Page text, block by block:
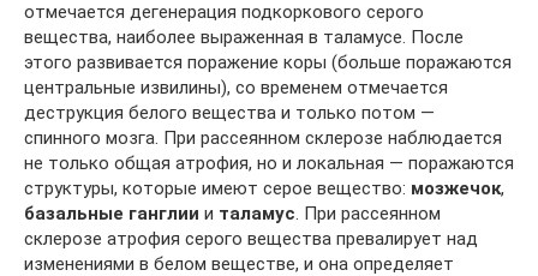
отмечается дегенерация подкоркового серого
вещества, наиболее выраженная в таламусе. После
этого развивается поражение коры (больше поражаются
центральные извилины), со временем отмечается
деструкция белого вещества и только потом —
спинного мозга. При рассеянном склерозе наблюдается
не только общая атрофия, но и локальная — поражаются
структуры, которые имеют серое вещество: мозжечок,
базальные ганглии и таламус. При рассеянном
склерозе атрофия серого вещества превалирует над
изменениями в белом веществе, и она определяет